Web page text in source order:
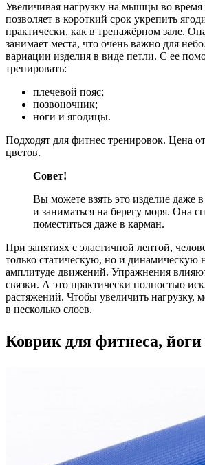
Увеличивая нагрузку на мышцы во время
позволяет в короткий срок укрепить
практически, как в тренажёрном зале.
занимает места, что очень важно для
вариации изделия в виде петли. С ее
тренировать:
плечевой пояс;
позвоночник;
ноги и ягодицы.
Подходят для фитнес тренировок. Цена
цветов.
Совет!
Вы можете взять это изделие даже
и заниматься на берегу моря. Она
поместиться даже в карман.
При занятиях с эластичной лентой,
только статическую, но и динамическую
амплитуде движений. Упражнения
связки. А это практически полностью
растяжений. Чтобы увеличить нагрузку,
в несколько слоев.
Коврик для фитнеса, йоги